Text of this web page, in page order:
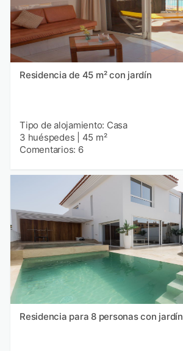
Residencia de 45 m² con jardín
Tipo de alojamiento: Casa
3 huéspedes
45 m²
Comentarios: 6
Residencia para 8 personas con jardín